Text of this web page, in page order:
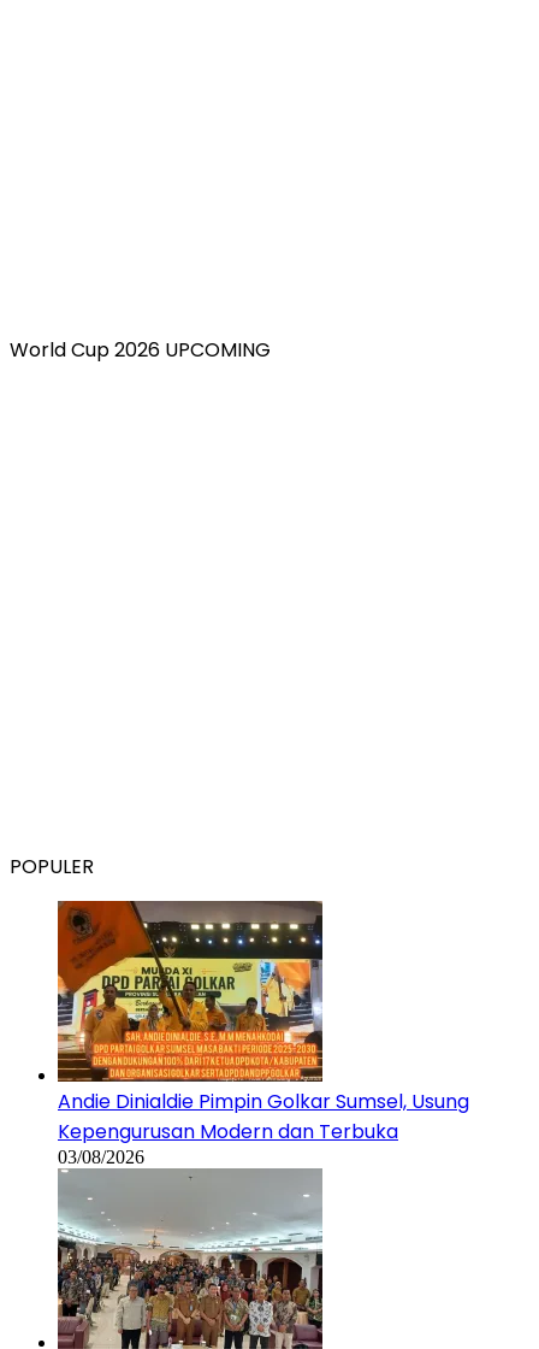
World Cup 2026 UPCOMING
POPULER
Andie Dinialdie Pimpin Golkar Sumsel, Usung
Kepengurusan Modern dan Terbuka
03/08/2026